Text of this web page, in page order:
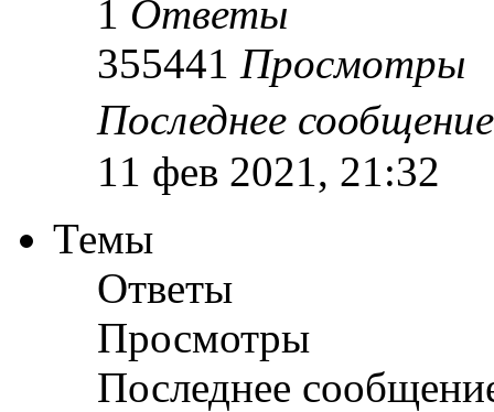
1 Ответы
355441 Просмотры
Последнее
11 фев 2021, 21:32
Темы
Ответы
Просмотры
Последнее